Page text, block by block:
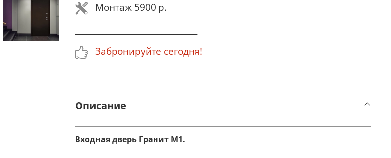
Монтаж 5900 р.
Забронируйте сегодня!
Описание
Входная дверь Гранит М1.